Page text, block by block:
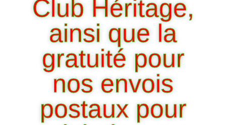
Club Héritage,
ainsi que la
gratuité pour
nos envois
postaux pour